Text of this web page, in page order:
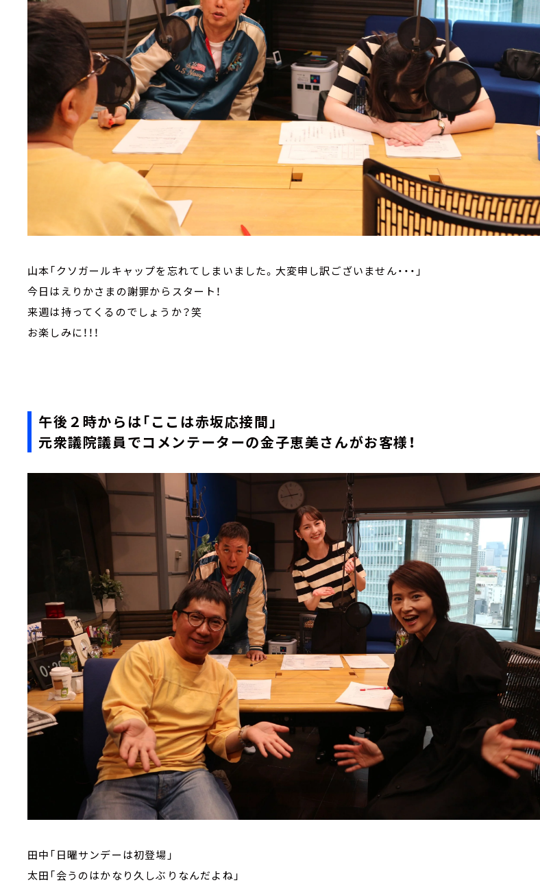
山本「クソガールキャップを忘れてしまいました。大変申し訳ございません・・・」
今日はえりかさまの謝罪からスタート！
来週は持ってくるのでしょうか？笑
お楽しみに！！！
午後２時からは「ここは赤坂応接間」
元衆議院議員でコメンテーターの金子恵美さんがお客様！
田中「日曜サンデーは初登場」
太田「会うのはかなり久しぶりなんだよね」